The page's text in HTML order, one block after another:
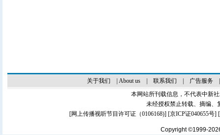
关于我们 About us| 联系我们 广告服务
本网站所刊载信息，不代表中新
未经授权禁止转载、摘编、
[网上传播视听节目许可证（0106168)] [京ICP证040655号]
Copyright ©1999-